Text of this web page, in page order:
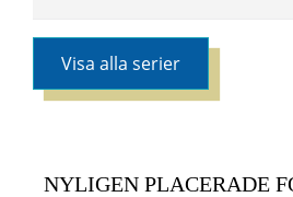
Visa alla serier
NYLIGEN PLACERADE